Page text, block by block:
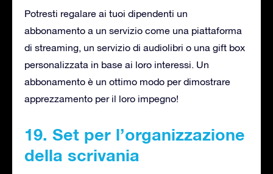
Potresti regalare ai tuoi dipendenti un
abbonamento a un servizio come una piattaforma
di streaming, un servizio di audiolibri o una gift box
personalizzata in base ai loro interessi. Un
abbonamento è un ottimo modo per dimostrare
apprezzamento per il loro impegno!
19. Set per l’organizzazione
della scrivania